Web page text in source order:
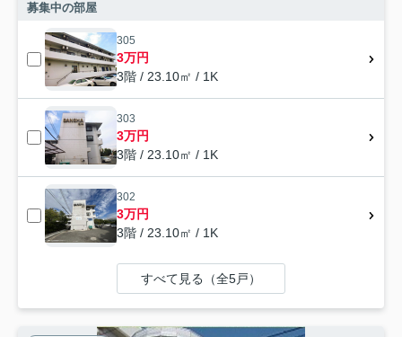
募集中の部屋
305
3万円
3階 / 23.10㎡ / 1K
303
3万円
3階 / 23.10㎡ / 1K
302
3万円
3階 / 23.10㎡ / 1K
すべて見る（全5戸）